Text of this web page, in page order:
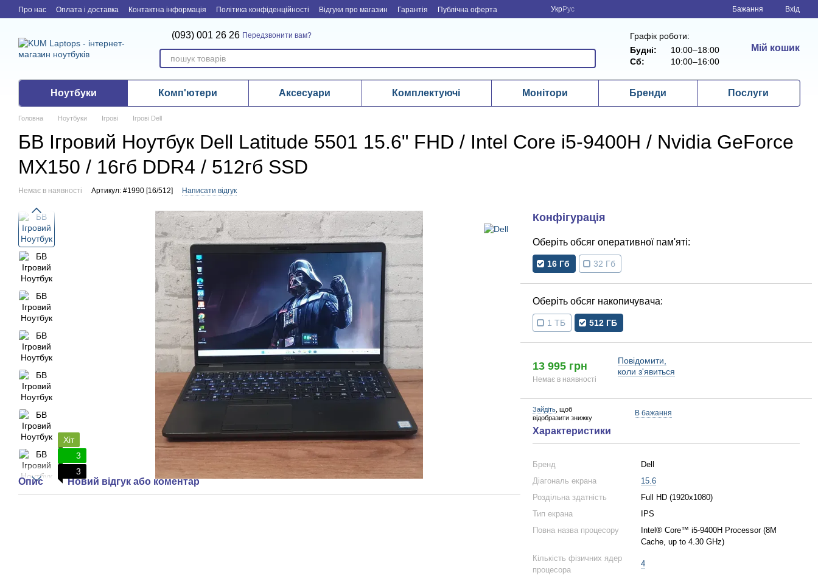
Перейти до основного контенту
Про нас Оплата і доставка Контактна інформація Політика конфіденційності Відгуки про магазин Гарантія Публічна оферта УкрРус Бажання Вхід
(093) 001 26 26 Передзвонити вам?
Графік роботи:
Будні:
10:00–18:00
Сб:
10:00–16:00
Мій кошик
Ноутбуки Комп'ютери Аксесуари Комплектуючі Монітори Бренди Послуги
Головна Ноутбуки Ігрові Ігрові Dell
БВ Ігровий Ноутбук Dell Latitude 5501 15.6" FHD / Intel Core i5-9400H / Nvidia GeForce
MX150 / 16гб DDR4 / 512гб SSD
Немає в наявності Артикул: #1990 [16/512] Написати відгук
Хіт
3
3
Опис Новий відгук або коментар
обсяг оперативної пам'яті
16 Гб 32 Гб
обсяг накопичувача
1 ТБ 512 ГБ
13 995 грн
Немає в наявності
Повідомити,
коли з'явиться
Зайдіть, щоб
відобразити знижку
В бажання
Характеристики
Бренд
Dell
Діагональ екрана
15.6
Роздільна здатність
Full HD (1920x1080)
Тип екрана
IPS
Повна назва процесору
Intel® Core™ i5-9400H Processor (8M
Cache, up to 4.30 GHz)
Кількість фізичних ядер
процесора
4